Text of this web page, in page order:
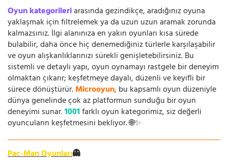
Oyun kategorileriarasında gezindikçe, aradığınız oyuna
yaklaşmak için filtrelemek ya da uzun uzun aramak zorunda
kalmazsınız. İlgi alanınıza en yakın oyunları kısa sürede
bulabilir, daha önce hiç denemediğiniz türlerle karşılaşabilir
ve oyun alışkanlıklarınızı sürekli genişletebilirsiniz. Bu
sistemli ve detaylı yapı, oyun oynamayı rastgele bir deneyim
olmaktan çıkarır; keşfetmeye dayalı, düzenli ve keyifli bir
sürece dönüştürür.Microoyun, bu kapsamlı oyun düzeniyle
dünya genelinde çok az platformun sunduğu bir oyun
deneyimi sunar.1001farklı oyun kategorimiz, siz değerli
oyuncuların keşfetmesini bekliyor. 🌐✨
Pac-Man Oyunları👻